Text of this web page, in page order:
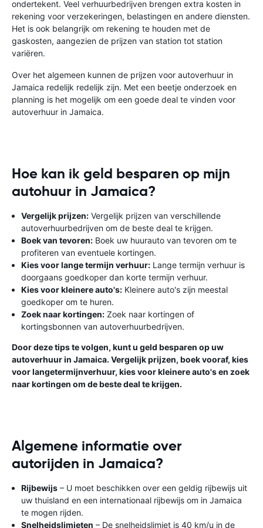
ondertekent. Veel verhuurbedrijven brengen extra kosten in
rekening voor verzekeringen, belastingen en andere diensten.
Het is ook belangrijk om rekening te houden met de
gaskosten, aangezien de prijzen van station tot station
variëren.
Over het algemeen kunnen de prijzen voor autoverhuur in
Jamaica redelijk redelijk zijn. Met een beetje onderzoek en
planning is het mogelijk om een ​​goede deal te vinden voor
autoverhuur in Jamaica.
Hoe kan ik geld besparen op mijn
autohuur in Jamaica?
Vergelijk prijzen: Vergelijk prijzen van verschillende
autoverhuurbedrijven om de beste deal te krijgen.
Boek van tevoren: Boek uw huurauto van tevoren om te
profiteren van eventuele kortingen.
Kies voor lange termijn verhuur: Lange termijn verhuur is
doorgaans goedkoper dan korte termijn verhuur.
Kies voor kleinere auto's: Kleinere auto's zijn meestal
goedkoper om te huren.
Zoek naar kortingen: Zoek naar kortingen of
kortingsbonnen van autoverhuurbedrijven.
Door deze tips te volgen, kunt u geld besparen op uw
autoverhuur in Jamaica. Vergelijk prijzen, boek vooraf, kies
voor langetermijnverhuur, kies voor kleinere auto's en zoek
naar kortingen om de beste deal te krijgen.
Algemene informatie over
autorijden in Jamaica?
Rijbewijs – U moet beschikken over een geldig rijbewijs uit
uw thuisland en een internationaal rijbewijs om in Jamaica
te mogen rijden.
Snelheidslimieten – De snelheidslimiet is 40 km/u in de